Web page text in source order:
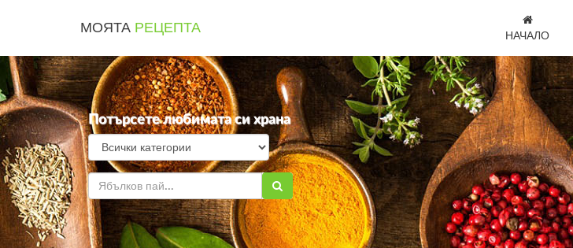
МОЯТА РЕЦЕПТА НАЧАЛО
Потърсете любимата си храна